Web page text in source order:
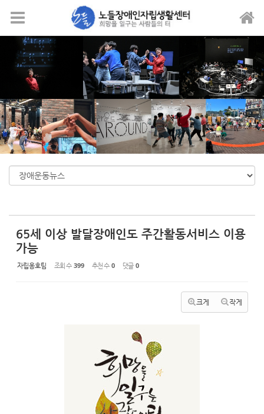
메뉴 건너뛰기
65세 이상 발달장애인도 주간활동서비스 이용
가능
자립옹호팀 조회 수 399 추천 수 0 댓글 0
크게 작게